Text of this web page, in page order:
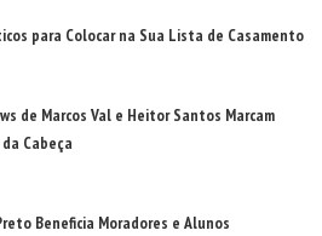
para Colocar na Sua Lista de Casamento
de Marcos Val e Heitor Santos Marcam
Cabeça
Beneficia Moradores e Alunos